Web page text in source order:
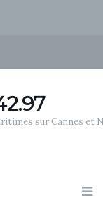
suis je ?
sur Cannes et